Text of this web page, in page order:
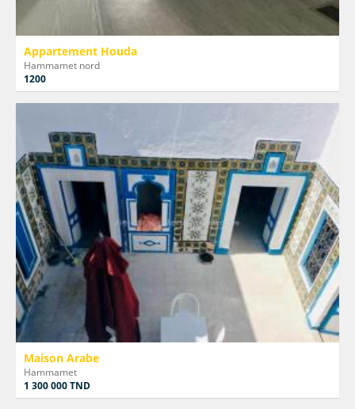
Appartement Houda
Hammamet nord
1200
Maison Arabe
Hammamet
1 300 000 TND